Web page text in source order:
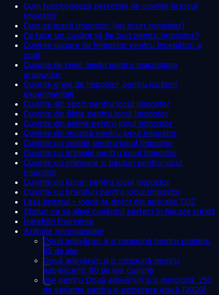
Cum funcționează perechile de cuvinte la jocul
Impostor
Cum se joacă Impostor (un scurt reminder)
Ce face un cuvânt să fie bun pentru Impostor?
Cuvinte ușoare de Impostor pentru începători și
copii
Cuvinte de nivel mediu pentru majoritatea
grupurilor
Cuvinte grele de Impostor pentru jucători
experimentați
Cuvinte din sport pentru jocul Impostor
Cuvinte din filme pentru jocul Impostor
Cuvinte din anime pentru jocul Impostor
Cuvinte din muzică pentru jocul Impostor
Cuvinte cu vedete pentru jocul Impostor
Cuvinte cu animale pentru jocul Impostor
Cuvinte cu mâncare și băuturi pentru jocul
Impostor
Cuvinte cu locuri pentru jocul Impostor
Cuvinte cu branduri pentru jocul Impostor
Lasă tastatul – joacă-te direct din aplicația TOZ
Sfaturi ca să alegi cuvântul perfect în fiecare rundă
Întrebări frecvente
Articole recomandate
Două adevăruri și o minciună pentru prieteni:
65 de idei
Două adevăruri și o minciună pentru
adolescenți: 80 de idei cuminți
Idei pentru Două adevăruri și o minciună: 250
de variante pentru o petrecere epică (2026)